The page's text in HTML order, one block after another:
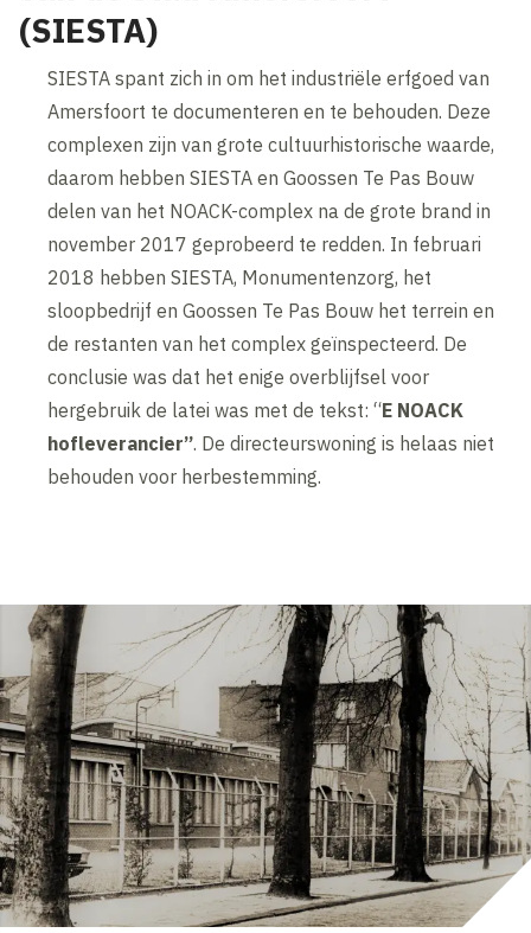
(SIESTA)
SIESTA spant zich in om het industriële erfgoed van
Amersfoort te documenteren en te behouden. Deze
complexen zijn van grote cultuurhistorische waarde,
daarom hebben SIESTA en Goossen Te Pas Bouw
delen van het NOACK-complex na de grote brand in
november 2017 geprobeerd te redden. In februari
2018 hebben SIESTA, Monumentenzorg, het
sloopbedrijf en Goossen Te Pas Bouw het terrein en
de restanten van het complex geïnspecteerd. De
conclusie was dat het enige overblijfsel voor
hergebruik de latei was met de tekst: “E NOACK
hofleverancier”. De directeurswoning is helaas niet
behouden voor herbestemming.